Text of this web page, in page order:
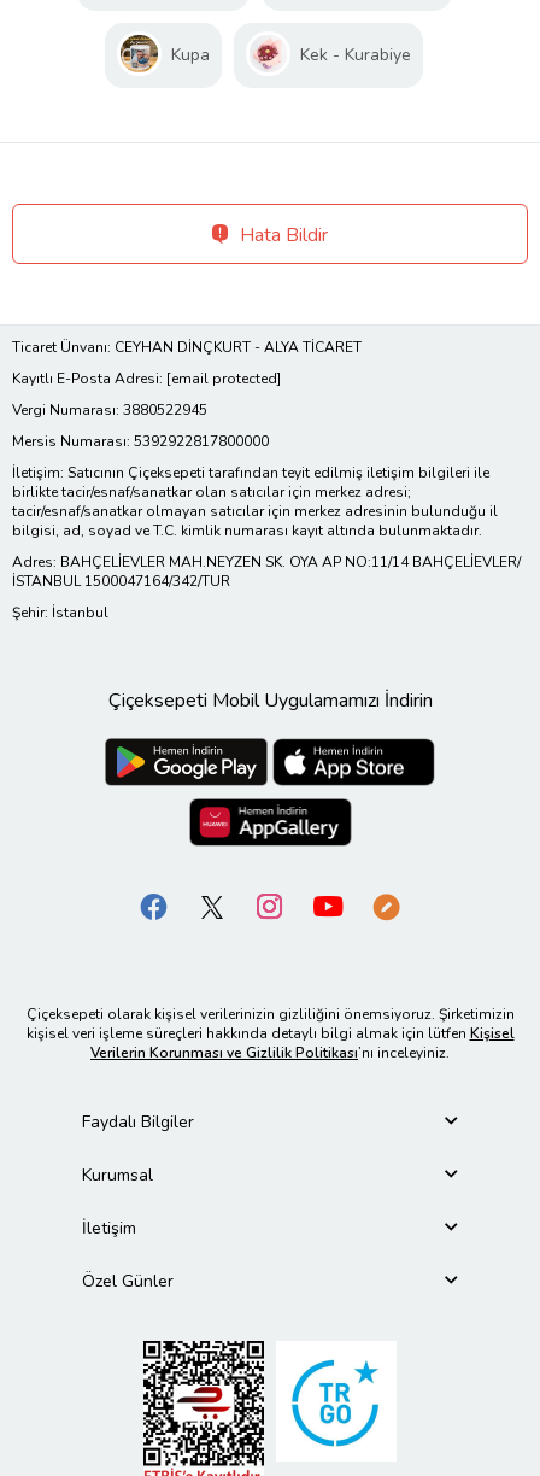
Kupa Kek - Kurabiye
Hata Bildir
Ticaret Ünvanı: CEYHAN DİNÇKURT - ALYA TİCARET
Kayıtlı E-Posta Adresi: [email protected]
Vergi Numarası: 3880522945
Mersis Numarası: 5392922817800000
İletişim: Satıcının Çiçeksepeti tarafından teyit edilmiş iletişim bilgileri ile
birlikte tacir/esnaf/sanatkar olan satıcılar için merkez adresi;
tacir/esnaf/sanatkar olmayan satıcılar için merkez adresinin bulunduğu il
bilgisi, ad, soyad ve T.C. kimlik numarası kayıt altında bulunmaktadır.
Adres: BAHÇELİEVLER MAH.NEYZEN SK. OYA AP NO:11/14 BAHÇELİEVLER/
İSTANBUL 1500047164/342/TUR
Şehir: İstanbul
Çiçeksepeti Mobil Uygulamamızı İndirin
Çiçeksepeti olarak kişisel verilerinizin gizliliğini önemsiyoruz. Şirketimizin
kişisel veri işleme süreçleri hakkında detaylı bilgi almak için lütfen Kişisel
Verilerin Korunması ve Gizlilik Politikası’nı inceleyiniz.
Faydalı Bilgiler
Kurumsal
İletişim
Özel Günler